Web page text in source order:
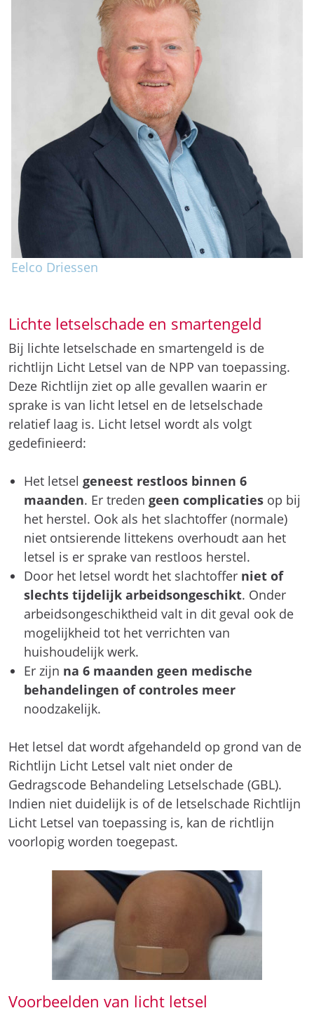
Eelco Driessen
Lichte letselschade en smartengeld
Bij lichte letselschade en smartengeld is de
richtlijn Licht Letsel van de NPP van toepassing.
Deze Richtlijn ziet op alle gevallen waarin er
sprake is van licht letsel en de letselschade
relatief laag is. Licht letsel wordt als volgt
gedefinieerd:
Het letsel geneest restloos binnen 6
maanden. Er treden geen complicatiesop bij
het herstel. Ook als het slachtoffer (normale)
niet ontsierende littekens overhoudt aan het
letsel is er sprake van restloos herstel.
Door het letsel wordt het slachtoffer niet of
slechts tijdelijk arbeidsongeschikt. Onder
arbeidsongeschiktheid valt in dit geval ook de
mogelijkheid tot het verrichten van
huishoudelijk werk.
Er zijn na 6 maanden geen medische
behandelingen of controles meer
noodzakelijk.
Het letsel dat wordt afgehandeld op grond van de
Richtlijn Licht Letsel valt niet onder de
Gedragscode Behandeling Letselschade (GBL).
Indien niet duidelijk is of de letselschade Richtlijn
Licht Letsel van toepassing is, kan de richtlijn
voorlopig worden toegepast.
Voorbeelden van licht letsel